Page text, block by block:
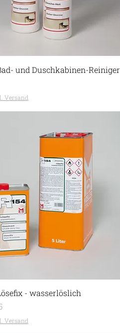
und Duschkabinen-Reiniger
Versand
- wasserlöslich
Versand